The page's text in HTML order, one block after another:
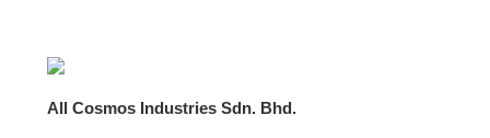
All Cosmos Industries Sdn. Bhd.